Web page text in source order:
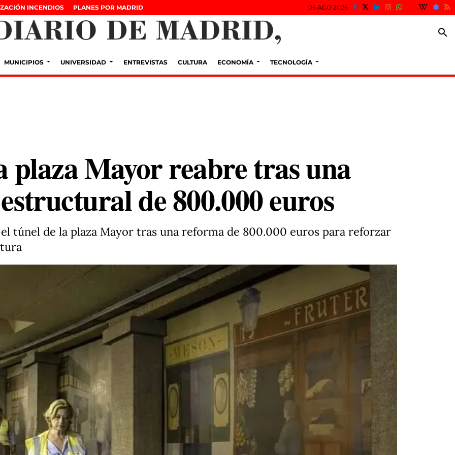
INCENDIOS PLANES POR MADRID 06 AGO 2026
search
MUNICIPIOS UNIVERSIDAD ENTREVISTAS CULTURA ECONOMÍA TECNOLOGÍA
plaza Mayor reabre tras una
de 800.000 euros
túnel de la plaza Mayor tras una reforma de 800.000 euros para reforzar